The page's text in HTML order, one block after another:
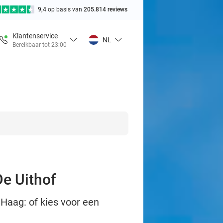
9,4 op basis van 205.814 reviews
Klantenservice
Bereikbaar tot 23:00
NL
Uithof
of kies voor een